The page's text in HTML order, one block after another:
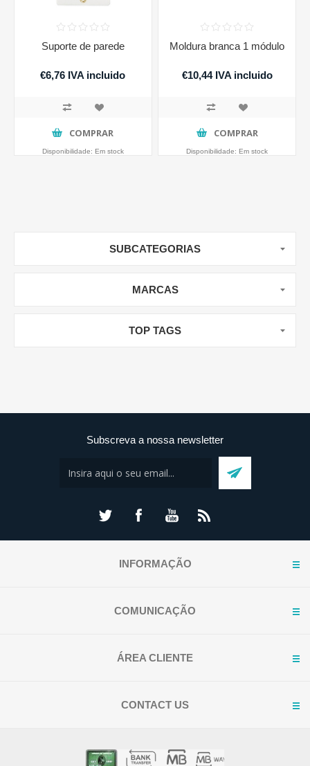
Suporte de parede
€6,76 IVA incluido
COMPRAR
Disponibilidade: Em stock
Moldura branca 1 módulo
€10,44 IVA incluido
COMPRAR
Disponibilidade: Em stock
SUBCATEGORIAS
MARCAS
TOP TAGS
Subscreva a nossa newsletter
INFORMAÇÃO
COMUNICAÇÃO
ÁREA CLIENTE
CONTACT US